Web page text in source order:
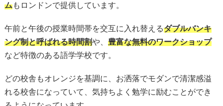
ムもロンドンで提供しています。
午前と午後の授業時間帯を交互に入れ替えるダブルバンキ
ング制と呼ばれる時間割や、 豊富な無料のワークショップ
など特徴のある語学学校です。
どの校舎もオレンジを基調に、お洒落でモダンで清潔感溢
れる校舎になっていて、気持ちよく勉学に励むことができ